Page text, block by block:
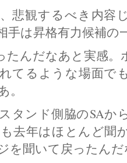
悲観するべき内容
手は昇格有力候補の
たんだなあと実感。
てるような場面で
タンド側脇のSAか
去年はほとんど聞
を聞いて戻ったん